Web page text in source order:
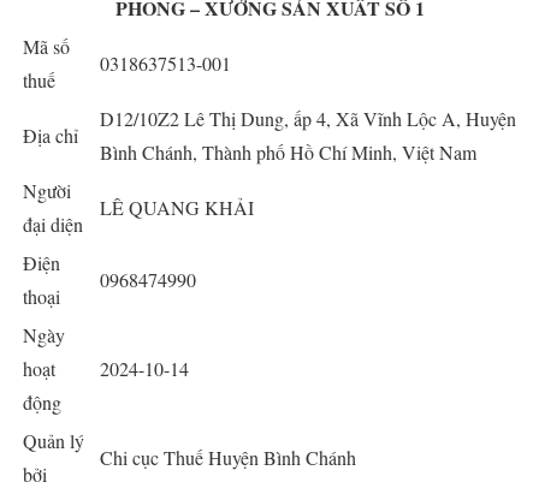
PHONG – XƯỞNG SẢN XUẤT SỐ 1
Mã số
thuế
0318637513-001
Địa chỉ
D12/10Z2 Lê Thị Dung, ấp 4, Xã Vĩnh Lộc A, Huyện
Bình Chánh, Thành phố Hồ Chí Minh, Việt Nam
Người
đại diện
LÊ QUANG KHẢI
Điện
thoại
0968474990
Ngày
hoạt
động
2024-10-14
Quản lý
bởi
Chi cục Thuế Huyện Bình Chánh